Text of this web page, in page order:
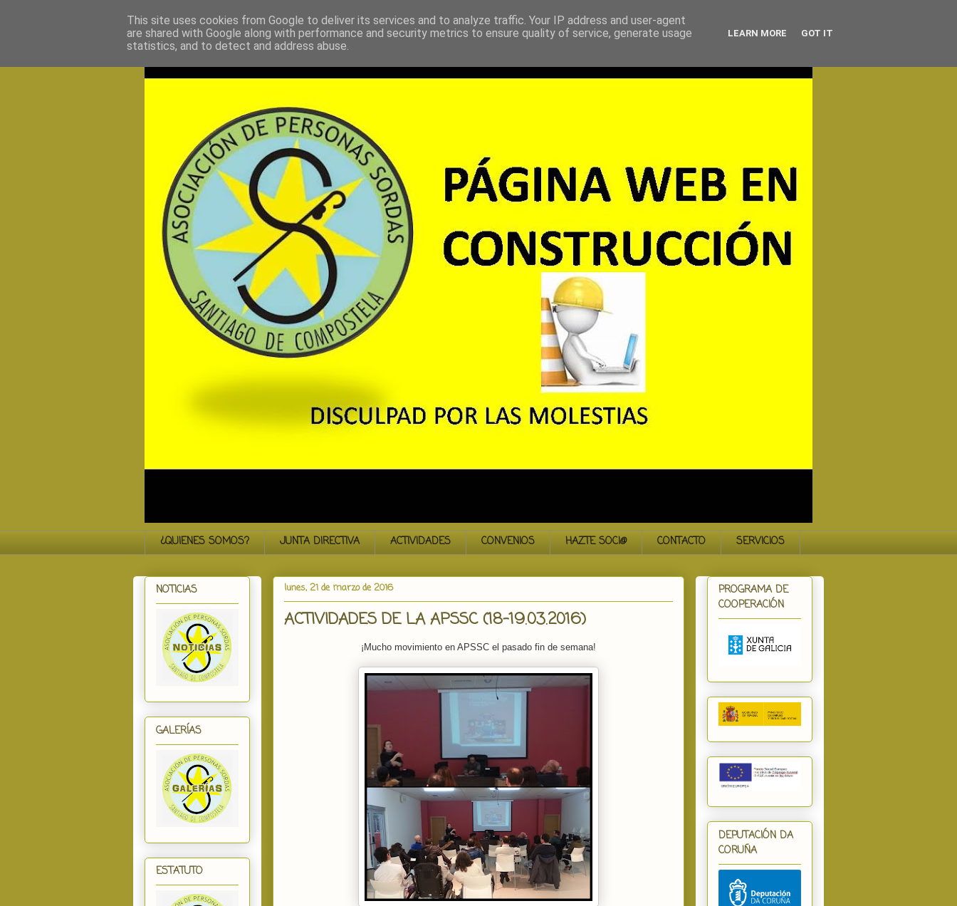
¿QUIENES SOMOS? JUNTA DIRECTIVA ACTIVIDADES CONVENIOS HAZTE SOCI@ CONTACTO SERVICIOS
lunes, 21 de marzo de 2016
ACTIVIDADES DE LA APSSC (18-19.03.2016)
¡Mucho movimiento en APSSC el pasado fin de semana!
NOTICIAS
GALERÍAS
ESTATUTO
PROGRAMA DE
COOPERACIÓN
DEPUTACIÓN DA
CORUÑA
This site uses cookies from Google to deliver its services and to analyze traffic. Your IP address and user-agent
are shared with Google along with performance and security metrics to ensure quality of service, generate usage
statistics, and to detect and address abuse.
LEARN MORE GOT IT